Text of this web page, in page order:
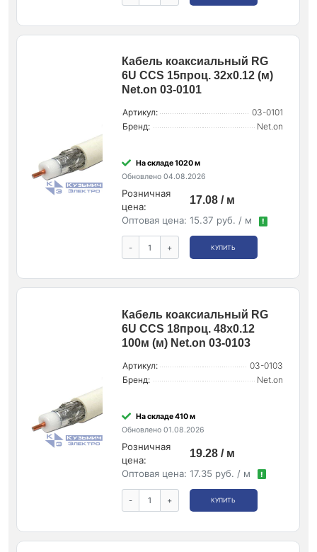
Кабель коаксиальный RG
6U CCS 15проц. 32х0.12 (м)
Net.on 03-0101
Артикул:
03-0101
Бренд:
Net.on
На складе 1020 м
Обновлено 04.08.2026
Розничная
цена:
17.08 / м
Оптовая цена: 15.37 руб. / м !
- + КУПИТЬ
Кабель коаксиальный RG
6U CCS 18проц. 48х0.12
100м (м) Net.on 03-0103
Артикул:
03-0103
Бренд:
Net.on
На складе 410 м
Обновлено 01.08.2026
Розничная
цена:
19.28 / м
Оптовая цена: 17.35 руб. / м !
- + КУПИТЬ